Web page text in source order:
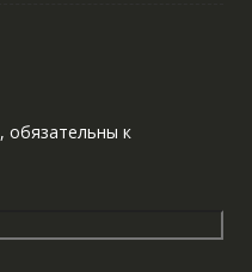
, обязательны к